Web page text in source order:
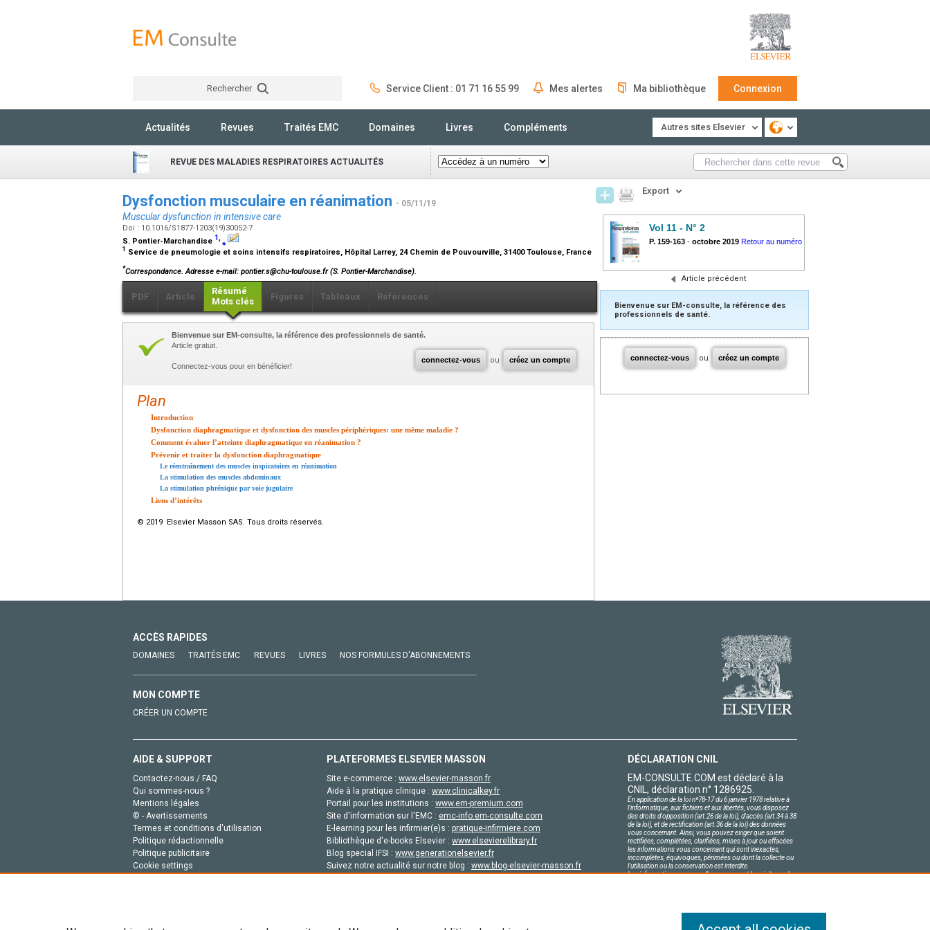
Rechercher Service Client : 01 71 16 55 99 Mes alertes Ma bibliothèque Connexion
Actualités Revues Traités EMC Domaines Livres Compléments Autres sites Elsevier
REVUE DES MALADIES RESPIRATOIRES ACTUALITÉS
Dysfonction musculaire en réanimation - 05/11/19
Muscular dysfunction in intensive care
Doi : 10.1016/S1877-1203(19)30052-7
S. Pontier-Marchandise 1,⁎
1 Service de pneumologie et soins intensifs respiratoires, Hôpital Larrey, 24 Chemin de Pouvourville, 31400 Toulouse, France
*Correspondance.Adresse e-mail: pontier.s@chu-toulouse.fr (S. Pontier-Marchandise).
PDF Article
Résumé
Mots clés
Figures Tableaux Références
connectez-vous ou créez un compte
Bienvenue sur EM-consulte, la référence des professionnels de santé.
Article gratuit.
Connectez-vous pour en bénéficier!
Plan
Introduction
Dysfonction diaphragmatique et dysfonction des muscles périphériques: une même maladie ?
Comment évaluer l’atteinte diaphragmatique en réanimation ?
Prévenir et traiter la dysfonction diaphragmatique
Le réentraînement des muscles inspiratoires en réanimation
La stimulation des muscles abdominaux
La stimulation phrénique par voie jugulaire
Liens d’intérêts
© 2019 Elsevier Masson SAS. Tous droits réservés.
Export
Vol 11 - N° 2
P. 159-163 - octobre 2019 Retour au numéro
Article précédent
Bienvenue sur EM-consulte, la référence des
professionnels de santé.
connectez-vous ou créez un compte
ACCÈS RAPIDES
DOMAINES TRAITÉS EMC REVUES LIVRES NOS FORMULES D'ABONNEMENTS
MON COMPTE
CRÉER UN COMPTE
AIDE & SUPPORT
Contactez-nous / FAQ
Qui sommes-nous ?
Mentions légales
© - Avertissements
Termes et conditions d'utilisation
Politique rédactionnelle
Politique publicitaire
Cookie settings
PLATEFORMES ELSEVIER MASSON
Site e-commerce : www.elsevier-masson.fr
Aide à la pratique clinique : www.clinicalkey.fr
Portail pour les institutions : www.em-premium.com
Site d'information sur l'EMC : emc-info.em-consulte.com
E-learning pour les infirmier(e)s : pratique-infirmiere.com
Bibliothèque d'e-books Elsevier : www.elsevierelibrary.fr
Blog special IFSI : www.generationelsevier.fr
Suivez notre actualité sur notre blog : www.blog-elsevier-masson.fr
DÉCLARATION CNIL
EM-CONSULTE.COM est déclaré à la
CNIL, déclaration n° 1286925.
En application de la loi nº78-17 du 6 janvier 1978 relative à
l'informatique, aux fichiers et aux libertés, vous disposez
des droits d'opposition (art.26 de la loi), d'accès (art.34 à 38
de la loi), et de rectification (art.36 de la loi) des données
vous concernant. Ainsi, vous pouvez exiger que soient
rectifiées, complétées, clarifiées, mises à jour ou effacées
les informations vous concernant qui sont inexactes,
incomplètes, équivoques, périmées ou dont la collecte ou
l'utilisation ou la conservation est interdite.
Les informations personnelles concernant les visiteurs de